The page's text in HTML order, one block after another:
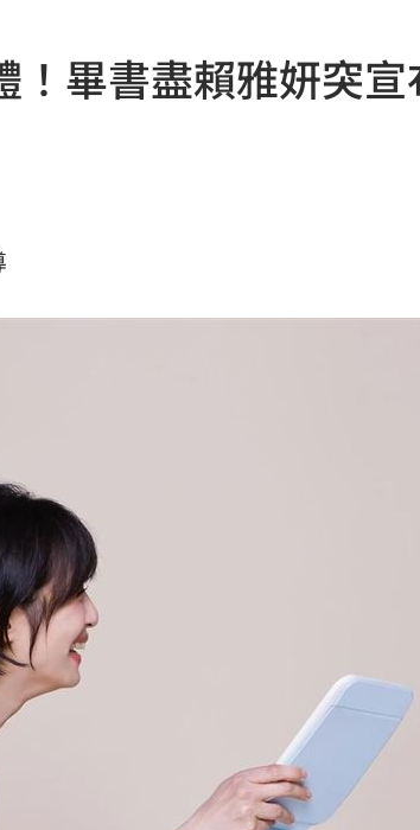
反ETF心法
女師控校方霸凌 19:08
慘收10萬單
人不手下留情
報衝上萬金股
一週運勢出爐
曝下週可緩解
剩3 男童被捲走
槓反ETF秒懂
畢書盡賴雅妍突宣